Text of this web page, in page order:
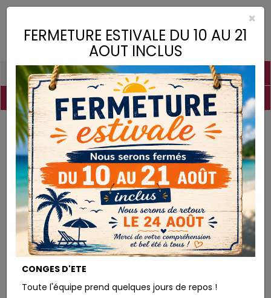
Toggle
PIGMENTS CHAUX CHARGES LIANTS
COLLES DROGUERIE MATÉRIEL DESTOCKAGE
Pigments Rouge Vermillon
PIGMENTS
×
FERMETURE ESTIVALE DU 10 AU 21
AOUT INCLUS
CONGES D'ETE
Toute l'équipe prend quelques jours de repos !